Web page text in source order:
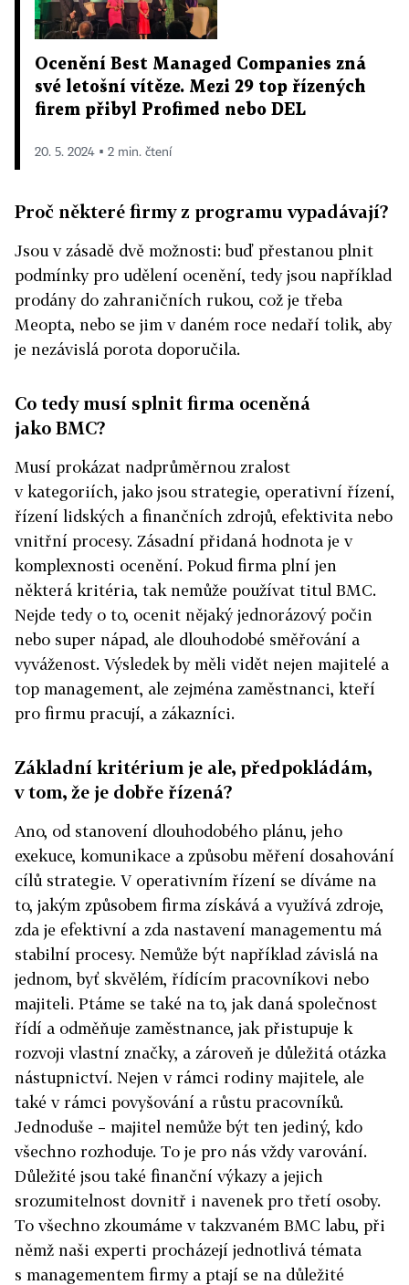
Ocenění Best Managed Companies zná
své letošní vítěze. Mezi 29 top řízených
firem přibyl Profimed nebo DEL
20. 5. 2024 ▪ 2 min. čtení
Proč některé firmy z programu vypadávají?
Jsou v zásadě dvě možnosti: buď přestanou plnit
podmínky pro udělení ocenění, tedy jsou například
prodány do zahraničních rukou, což je třeba
Meopta, nebo se jim v daném roce nedaří tolik, aby
je nezávislá porota doporučila.
Co tedy musí splnit firma oceněná
jako BMC?
Musí prokázat nadprůměrnou zralost
v kategoriích, jako jsou strategie, operativní řízení,
řízení lidských a finančních zdrojů, efektivita nebo
vnitřní procesy. Zásadní přidaná hodnota je v
komplexnosti ocenění. Pokud firma plní jen
některá kritéria, tak nemůže používat titul BMC.
Nejde tedy o to, ocenit nějaký jednorázový počin
nebo super nápad, ale dlouhodobé směřování a
vyváženost. Výsledek by měli vidět nejen majitelé a
top management, ale zejména zaměstnanci, kteří
pro firmu pracují, a zákazníci.
Základní kritérium je ale, předpokládám,
v tom, že je dobře řízená?
Ano, od stanovení dlouhodobého plánu, jeho
exekuce, komunikace a způsobu měření dosahování
cílů strategie. V operativním řízení se díváme na
to, jakým způsobem firma získává a využívá zdroje,
zda je efektivní a zda nastavení managementu má
stabilní procesy. Nemůže být například závislá na
jednom, byť skvělém, řídícím pracovníkovi nebo
majiteli. Ptáme se také na to, jak daná společnost
řídí a odměňuje zaměstnance, jak přistupuje k
rozvoji vlastní značky, a zároveň je důležitá otázka
nástupnictví. Nejen v rámci rodiny majitele, ale
také v rámci povyšování a růstu pracovníků.
Jednoduše – majitel nemůže být ten jediný, kdo
všechno rozhoduje. To je pro nás vždy varování.
Důležité jsou také finanční výkazy a jejich
srozumitelnost dovnitř i navenek pro třetí osoby.
To všechno zkoumáme v takzvaném BMC labu, při
němž naši experti procházejí jednotlivá témata
s managementem firmy a ptají se na důležité